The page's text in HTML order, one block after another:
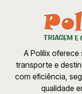
A Polilix
transporte e
com eficiência,
qualidade